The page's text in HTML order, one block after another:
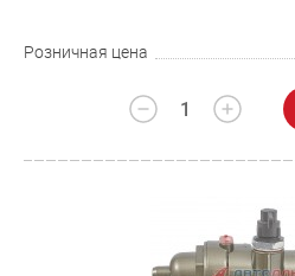
Розничная цена